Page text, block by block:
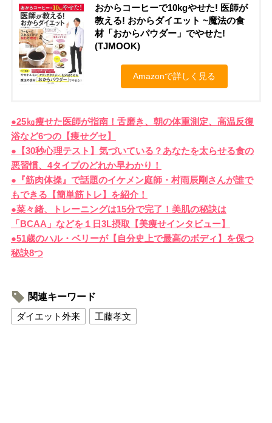
おからコーヒーで10kgやせた! 医師が
教える! おからダイエット ~魔法の食
材「おからパウダー」でやせた!
(TJMOOK)
Amazonで詳しく見る
●25㎏痩せた医師が指南！舌磨き、朝の体重測定、高温反復
浴など6つの【痩せグセ】
●【30秒心理テスト】気づいている？あなたを太らせる食の
悪習慣、4タイプのどれか早わかり！
●『筋肉体操』で話題のイケメン庭師・村雨辰剛さんが誰で
もできる【簡単筋トレ】を紹介！
●菜々緒、トレーニングは15分で完了！美肌の秘訣は
「BCAA」などを１日3L摂取【美痩せインタビュー】
●51歳のハル・ベリーが【自分史上で最高のボディ】を保つ
秘訣8つ
関連キーワード
ダイエット外来
工藤孝文